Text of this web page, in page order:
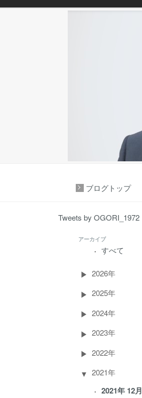
ブログトップ
Tweets by OGORI_1972
アーカイブ
すべて
2026年
2025年
2024年
2023年
2022年
2021年
2021年 12月